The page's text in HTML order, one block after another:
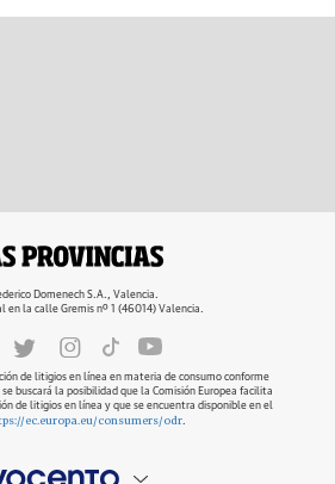
Domenech S.A., Valencia.
en la calle Gremis nº 1 (46014) Valencia.
de litigios en línea en materia de consumo conforme
buscará la posibilidad que la Comisión Europea facilita
de litigios en línea y que se encuentra disponible en el
ec.europa.eu/consumers/odr.